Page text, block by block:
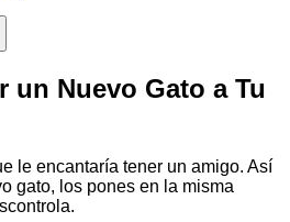
un Nuevo Gato a Tu
le encantaría tener un amigo. Así
gato, los pones en la misma